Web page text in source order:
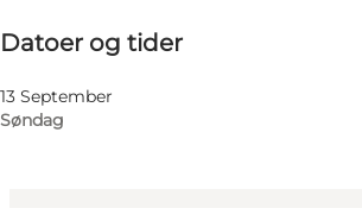
Datoer og tider
13 September
Søndag
Besøg hjemmeside
Mig selv, Venner, Min partner, Børn